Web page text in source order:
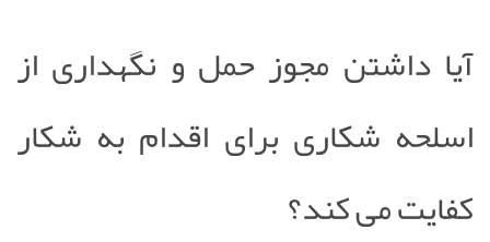
آیا داشتن مجوز حمل و نگهداری از
اسلحه شکاری برای اقدام به شکار
کفایت می کند؟